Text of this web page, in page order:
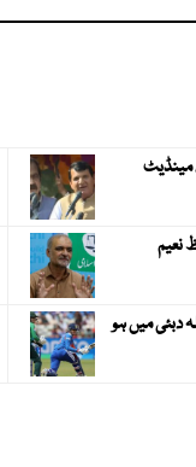
مینڈیٹ
نعیم
مقابلہ دبئی میں ہو